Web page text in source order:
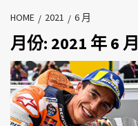
HOME 2021 6 月
月份: 2021 年 6 月